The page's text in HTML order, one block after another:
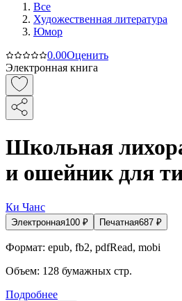
Все
Художественная литература
Юмор
0.00Оценить
Электронная книга
Школьная
и ошейник для
Ки Чанс
Электронная100 ₽ Печатная687 ₽
Формат: epub, fb2, pdfRead, mobi
Объем: 128 бумажных стр.
Подробнее